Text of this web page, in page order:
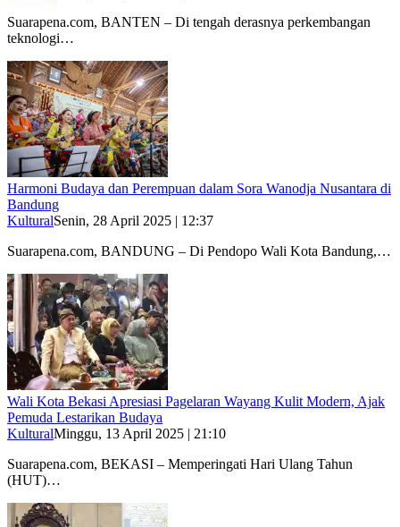
Suarapena.com, BANTEN – Di tengah derasnya perkembangan
teknologi…
Harmoni Budaya dan Perempuan dalam Sora Wanodja Nusantara di
Bandung
KulturalSenin, 28 April 2025 | 12:37
Suarapena.com, BANDUNG – Di Pendopo Wali Kota Bandung,…
Wali Kota Bekasi Apresiasi Pagelaran Wayang Kulit Modern, Ajak
Pemuda Lestarikan Budaya
KulturalMinggu, 13 April 2025 | 21:10
Suarapena.com, BEKASI – Memperingati Hari Ulang Tahun
(HUT)…